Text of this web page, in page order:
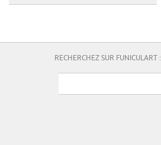
RECHERCHEZ SUR FUNICULART :